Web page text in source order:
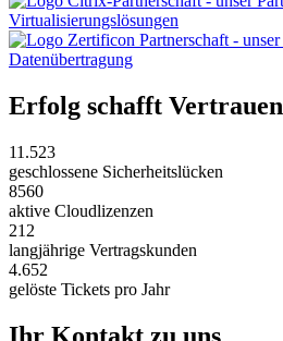
Erfolg schafft Vertrauen
11.523
geschlossene Sicherheitslücken
8560
aktive Cloudlizenzen
212
langjährige Vertragskunden
4.652
gelöste Tickets pro Jahr
Ihr Kontakt zu uns